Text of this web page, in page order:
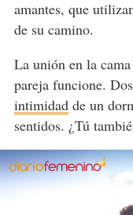
amantes, que
de su camino.
La unión en la
pareja funcione.
intimidadde un
sentidos. ¿Tú